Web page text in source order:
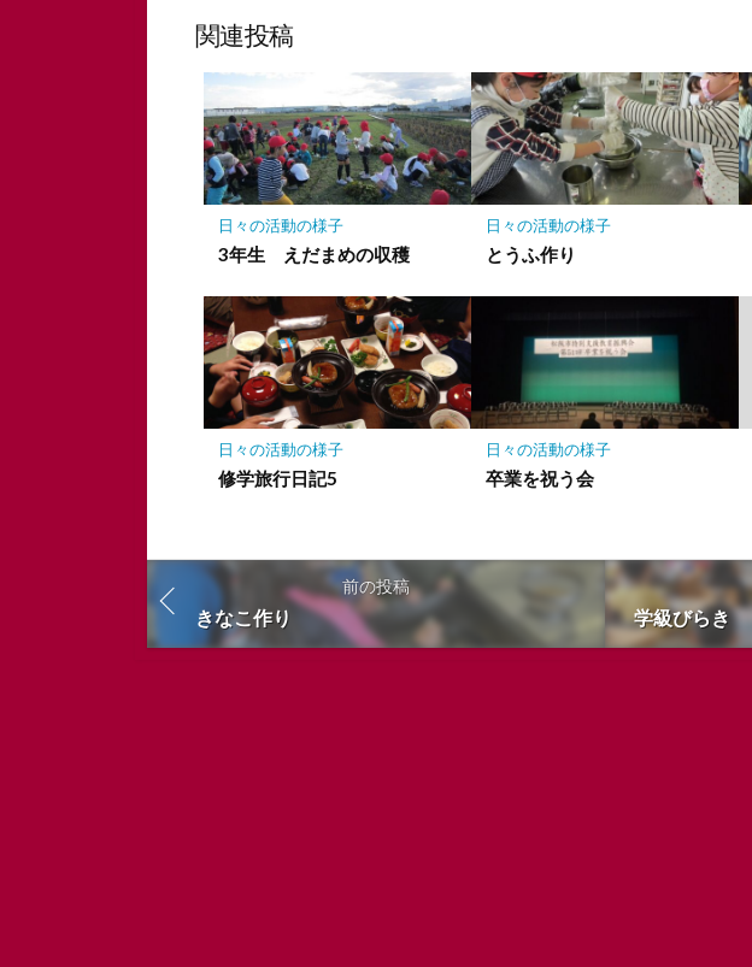
ア
マ
ー
ク
に
保
関連投稿
日々の活動の様子
3年生 えだまめの収穫
日々の活動の様子
とうふ作り
日々の活動の様子
修学旅行日記5
日々の活動の様子
卒業を祝う会
前の投稿
きなこ作り 学級びらき